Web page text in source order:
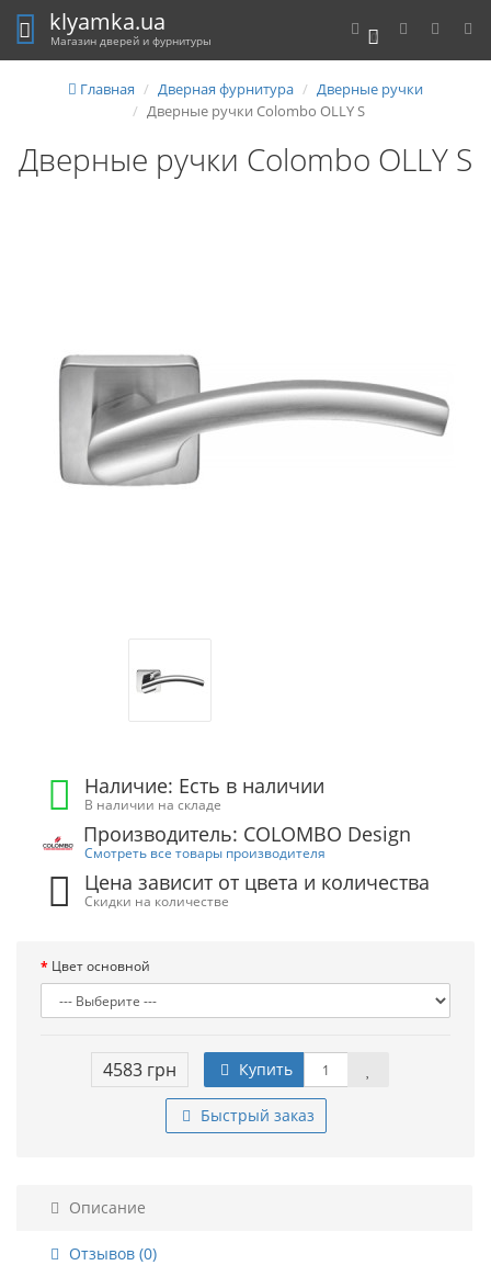
0
klyamka.ua
Магазин дверей и фурнитуры
Главная Дверная фурнитура
Дверные ручки
Дверные ручки Colombo OLLY S
Дверные ручки Colombo OLLY S
Наличие: Есть в наличии
В наличии на складе
Производитель: COLOMBO Design
Смотреть все товары производителя
Цена зависит от цвета и количества
Скидки на количестве
Цвет основной
4583 грн Купить
Быстрый заказ
Описание
Отзывов (0)